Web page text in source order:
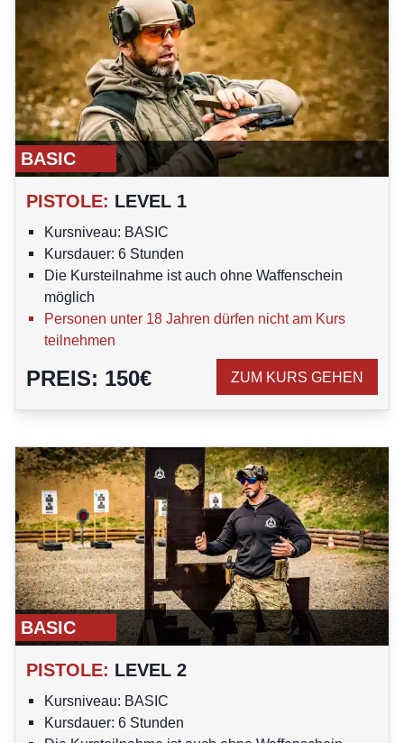
BASIC
PISTOLE: LEVEL 1
Kursniveau: BASIC
Kursdauer: 6 Stunden
Die Kursteilnahme ist auch ohne Waffenschein
möglich
Personen unter 18 Jahren dürfen nicht am Kurs
teilnehmen
PREIS: 150€ ZUM KURS GEHEN
BASIC
PISTOLE: LEVEL 2
Kursniveau: BASIC
Kursdauer: 6 Stunden